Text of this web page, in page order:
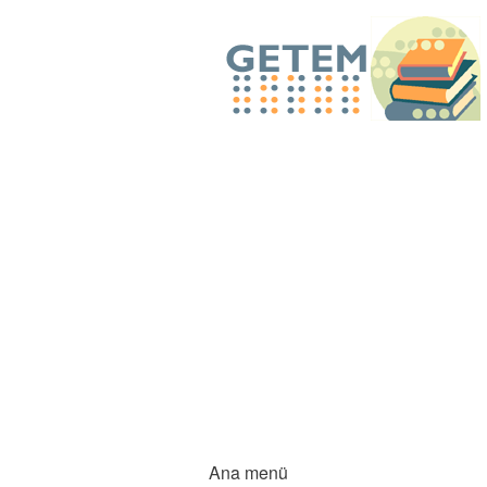
Ana menü